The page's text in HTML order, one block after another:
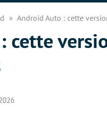
Android Auto : cette
cette